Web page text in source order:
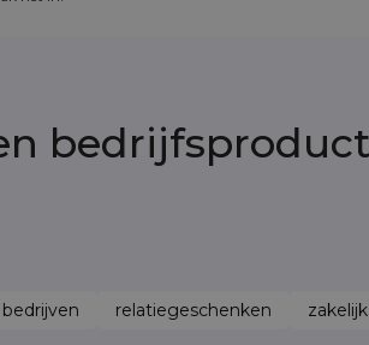
relatiegeschenken